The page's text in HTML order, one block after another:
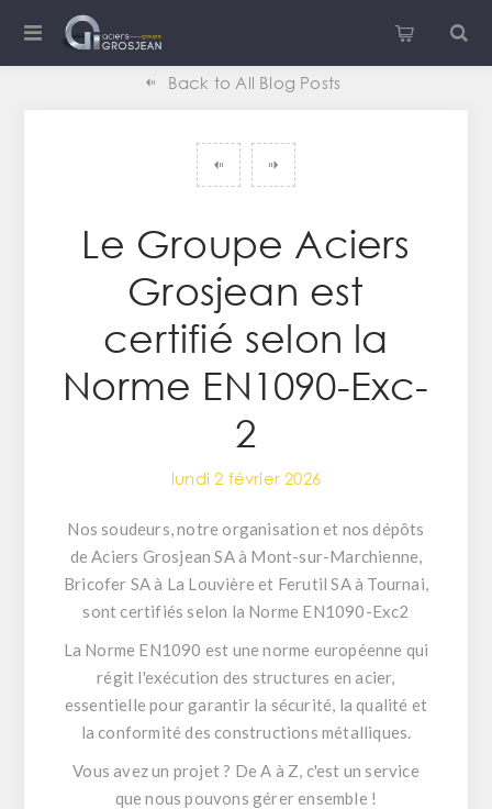
Back to All Blog Posts
Le Groupe Aciers
Grosjean est
certifié selon la
Norme EN1090-Exc-
2
lundi 2 février 2026
Nos soudeurs, notre organisation et nos dépôts
de Aciers Grosjean SA à Mont-sur-Marchienne,
Bricofer SA à La Louvière et Ferutil SA à Tournai,
sont certifiés selon la Norme EN1090-Exc2
La Norme EN1090 est une norme européenne qui
régit l'exécution des structures en acier,
essentielle pour garantir la sécurité, la qualité et
la conformité des constructions métalliques.
Vous avez un projet ? De A à Z, c'est un service
que nous pouvons gérer ensemble !